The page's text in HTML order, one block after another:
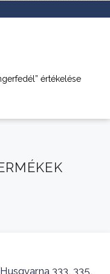
értékelése